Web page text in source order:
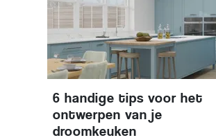
6 handige tips voor het
ontwerpen van je
droomkeuken